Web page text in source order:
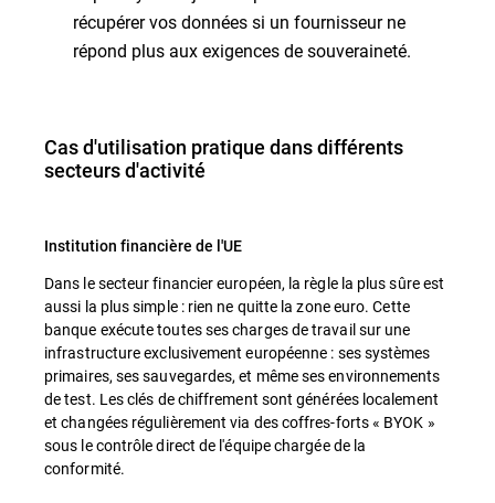
récupérer vos données si un fournisseur ne
répond plus aux exigences de souveraineté.
Cas d'utilisation pratique dans différents
secteurs d'activité
Institution financière de l'UE
Dans le secteur financier européen, la règle la plus sûre est
aussi la plus simple : rien ne quitte la zone euro. Cette
banque exécute toutes ses charges de travail sur une
infrastructure exclusivement européenne : ses systèmes
primaires, ses sauvegardes, et même ses environnements
de test. Les clés de chiffrement sont générées localement
et changées régulièrement via des coffres-forts « BYOK »
sous le contrôle direct de l'équipe chargée de la
conformité.